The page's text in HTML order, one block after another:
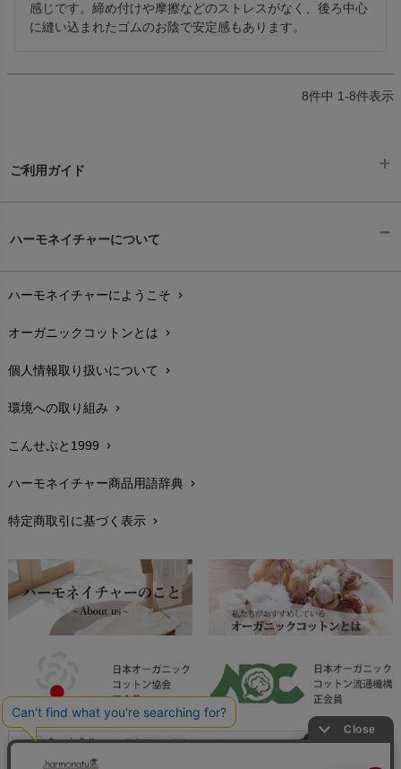
感じです。締め付けや摩擦などのストレスがなく、後ろ中心
に縫い込まれたゴムのお陰で安定感もあります。
8件中 1-8件表示
ご利用ガイド
配送と送料chevron_right
在庫状況と発送予定chevron_right
サイズ・寸法chevron_right
生地・素材chevron_right
お手入れについて
レビューを書こうchevron_right
返品交換chevron_right
FAXでのご注文
お問い合わせchevron_right
ハーモネイチャーについて
ハーモネイチャーにようこそ chevron_right
オーガニックコットンとは chevron_right
個人情報取り扱いについて chevron_right
環境への取り組み chevron_right
こんせぷと1999 chevron_right
ハーモネイチャー商品用語辞典 chevron_right
特定商取引に基づく表示 chevron_right